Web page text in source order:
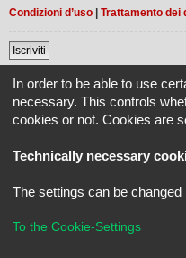
Condizioni d’uso | Trattamento dei
Iscriviti
REVLIMITER.IT e i suoi
derivati sono di esclusiva
Creato daphpBB®
In order to be able to use
necessary. This controls
cookies or not. Cookies are
Technically necessary
The settings can be changed
To the Cookie-Settings